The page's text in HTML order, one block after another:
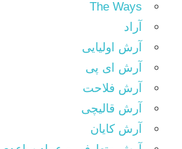
The Ways
آراد
آرش اولیایی
آرش ای پی
آرش فلاحت
آرش قالیچی
آرش کایان